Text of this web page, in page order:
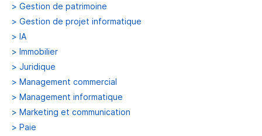
> Gestion de patrimoine
> Gestion de projet informatique
> IA
> Immobilier
> Juridique
> Management commercial
> Management informatique
> Marketing et communication
> Paie